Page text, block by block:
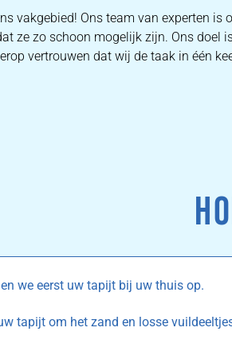
vakgebied! Ons team van experten
ze zo schoon mogelijk zijn. Ons
vertrouwen dat wij de taak in één
we eerst uw tapijt bij uw thuis op.
tapijt om het zand en losse